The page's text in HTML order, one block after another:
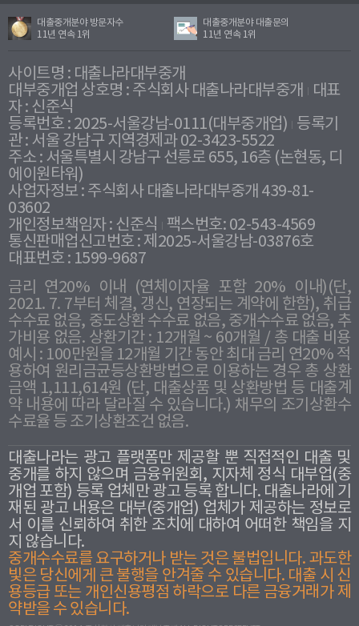
대출중개분야 방문자수
11년 연속 1위
대출중개분야 대출문의
11년 연속 1위
사이트명 : 대출나라대부중개
대부중개업 상호명 : 주식회사 대출나라대부중개
대표
자 : 신준식
등록번호 : 2025-서울강남-0111(대부중개업) 등록기
관 : 서울 강남구 지역경제과 02-3423-5522
주소 : 서울특별시 강남구 선릉로 655, 16층 (논현동, 디
에이원타워)
사업자정보 : 주식회사 대출나라대부중개 439-81-
03602
개인정보책임자 : 신준식
팩스번호: 02-543-4569
통신판매업신고번호 : 제2025-서울강남-03876호
대표번호 : 1599-9687
금리 연20% 이내 (연체이자율 포함 20% 이내)(단,
2021. 7. 7부터 체결, 갱신, 연장되는 계약에 한함), 취급
수수료 없음, 중도상환 수수료 없음, 중개수수료 없음, 추
가비용 없음. 상환기간 : 12개월 ~ 60개월 / 총 대출 비용
예시 : 100만원을 12개월 기간 동안 최대 금리 연20% 적
용하여 원리금균등상환방법으로 이용하는 경우 총 상환
금액 1,111,614원 (단, 대출상품 및 상환방법 등 대출계
약 내용에 따라 달라질 수 있습니다.) 채무의 조기상환수
수료율 등 조기상환조건 없음.
대출나라는 광고 플랫폼만 제공할 뿐 직접적인 대출 및
중개를 하지 않으며 금융위원회, 지자체 정식 대부업(중
개업 포함) 등록 업체만 광고 등록 합니다. 대출나라에 기
재된 광고 내용은 대부(중개업) 업체가 제공하는 정보로
서 이를 신뢰하여 취한 조치에 대하여 어떠한 책임을 지
지 않습니다.
중개수수료를 요구하거나 받는 것은 불법입니다. 과도한
빛은 당신에게 큰 불행을 안겨줄 수 있습니다. 대출 시 신
용등급 또는 개인신용평점 하락으로 다른 금융거래가 제
약받을 수 있습니다.